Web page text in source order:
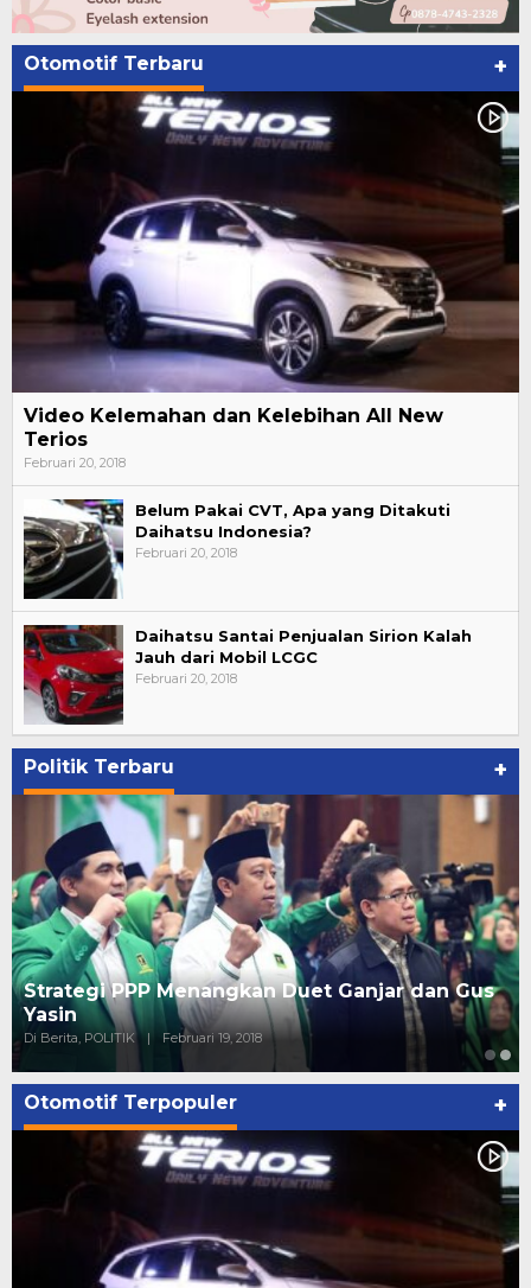
Otomotif Terbaru +
Video Kelemahan dan Kelebihan All New
Terios
Februari 20, 2018
Belum Pakai CVT, Apa yang Ditakuti
Daihatsu Indonesia?
Februari 20, 2018
Daihatsu Santai Penjualan Sirion Kalah
Jauh dari Mobil LCGC
Februari 20, 2018
Politik Terbaru +
Strategi PPP Menangkan Duet Ganjar dan Gus
Yasin
Di Berita, POLITIK | Februari 19, 2018
Otomotif Terpopuler +